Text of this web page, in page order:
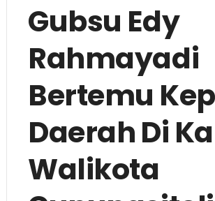
Gubsu Edy
Rahmayadi
Bertemu
Daerah Di
Walikota